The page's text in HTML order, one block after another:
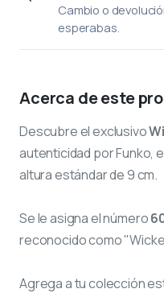
Cambio o
esperabas.
Acerca de este
Descubre el exclusivo
autenticidad por Funko,
altura estándar de 9 cm.
Se le asigna el número
reconocido como
Agrega a tu colección